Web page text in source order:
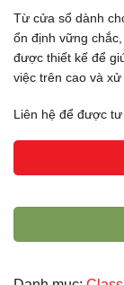
Từ cửa sổ dành
ổn định vững
được thiết kế để
việc trên cao và
Liên hệ để được tư